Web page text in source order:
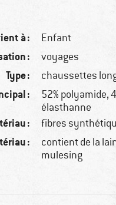
à : Enfant
: voyages
Type : chaussettes
:
52% polyamide,
élasthanne
: fibres
:
contient de la
mulesing